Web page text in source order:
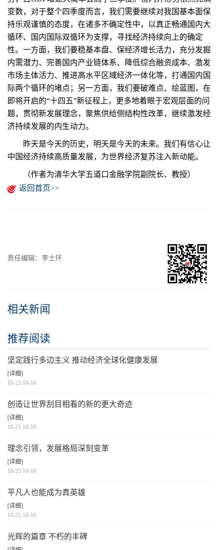
变数，对于整个四季度而言，我们需要继续对我国基本面保
持乐观谨慎的态度，在诸多不确定性中，以真正畅通国内大
循环、国内国际双循环为支撑，寻找经济持续向上的确定
性。一方面，我们要稳基本盘、保经济增长活力，充分发掘
内需潜力、完善国内产业链体系、降低综合融资成本、激发
市场主体活力、推进高水平区域经济一体化等，打通国内国
际两个循环的堵点；另一方面，我们要破难点、绘蓝图，在
即将开启的“十四五”新征程上，更多地着眼于宏观层面的问
题，贯彻新发展理念，聚焦供给侧结构性改革，继续激发经
济持续发展的内生动力。
昨天是今天的历史，明天是今天的未来。我们有信心让
中国经济持续高质量发展，为世界经济复苏注入新动能。
（作者为清华大学五道口金融学院副院长、教授）
返回首页>>
责任编辑：李士环
相关新闻
推荐阅读
坚定践行多边主义 推动经济全球化健康发展
[详细]
10-23 10-10
创造让世界刮目相看的新的更大奇迹
[详细]
10-23 10-10
理念引领，发展格局深刻变革
[详细]
10-23 10-10
平凡人也能成为真英雄
[详细]
10-21 10-10
光辉的篇章 不朽的丰碑